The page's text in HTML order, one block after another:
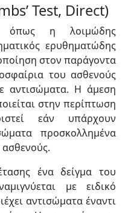
Test, Direct)
όπως η λοιμώδης
ερυθηματώδης
στον παράγοντα
του ασθενούς
αντισώματα. Η άμεση
στην περίπτωση
εάν υπάρχουν
προσκολλημένα
ένα δείγμα του
με ειδικό
αντισώματα έναντι